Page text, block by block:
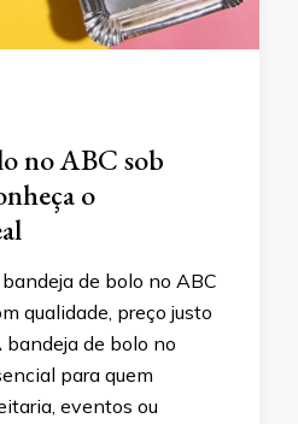
no ABC sob
o
de bolo no ABC
qualidade, preço justo
de bolo no
para quem
eventos ou